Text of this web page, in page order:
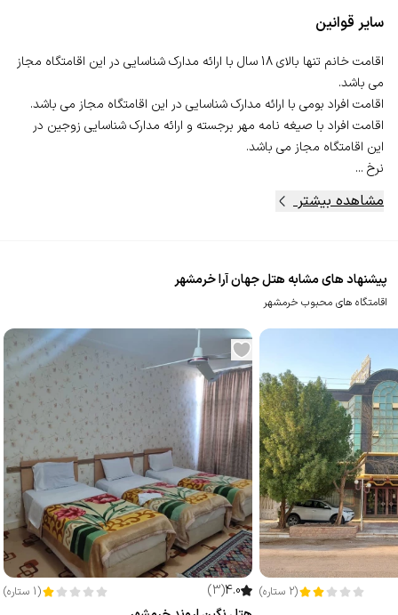
سایر قوانین
اقامت خانم تنها بالای 18 سال با ارائه مدارک شناسایی در این اقامتگاه مجاز
اقامت افراد با صیغه نامه مهر برجسته و ارائه مدارک شناسایی زوجین در
نرخ ...
مشاهده بیشتر
پیشنهاد های مشابه هتل جهان آرا خرمشهر
اقامتگاه های محبوب خرمشهر
(
2 ستاره)
4.0
(
3
)
(
1 ستاره)